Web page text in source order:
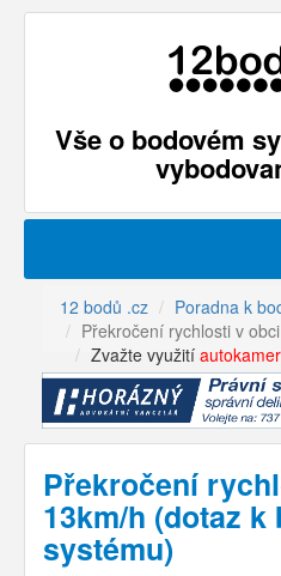
Vše o bodovém
12 bodů .cz
Poradna k
Překročení rychlosti v
Zvažte využití
Překročení
13km/h (dotaz k
systému)